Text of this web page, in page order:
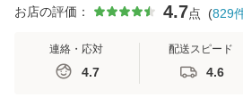
お店の評価： 4.7点 (829
連絡・応対
4.7
配送スピード
4.6